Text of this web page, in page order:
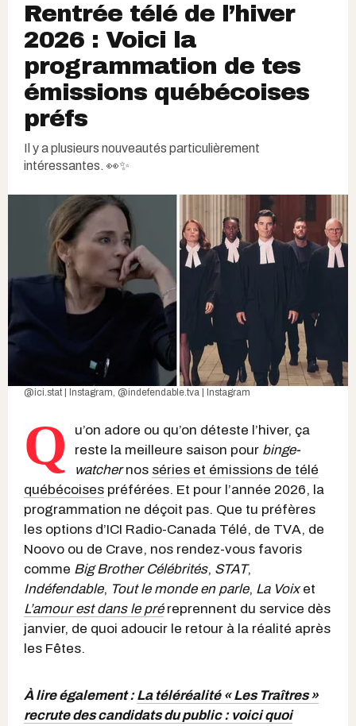
Rentrée télé de l’hiver
2026 : Voici la
programmation de tes
émissions québécoises
préfs
Il y a plusieurs nouveautés particulièrement
intéressantes. 👀✨
@ici.stat | Instagram @indefendable.tva | Instagram
Q
u’on adore ou qu’on déteste l’hiver, ça
reste la meilleure saison pour binge-
watchernos séries et émissions de télé
québécoises préférées. Et pour l’année 2026, la
programmation ne déçoit pas. Que tu préfères
les options d’ICI Radio-Canada Télé, de TVA, de
Noovo ou de Crave, nos rendez-vous favoris
comme Big Brother Célébrités, STAT,
Indéfendable, Tout le monde en parle, La Voixet
L’amour est dans le préreprennent du service dès
janvier, de quoi adoucir le retour à la réalité après
les Fêtes.
À lire également :La téléréalité « Les Traîtres »
recrute des candidats du public : voici quoi